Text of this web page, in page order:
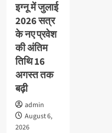
इग्नू में जुलाई
2026 सत्र
के नए प्रवेश
की अंतिम
तिथि 16
अगस्त तक
बढ़ी
admin
August 6,
2026